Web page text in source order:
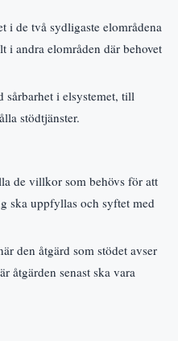
i de två sydligaste elområdena
i andra elområden där behovet
sårbarhet i elsystemet, till
stödtjänster.
de villkor som behövs för att
ska uppfyllas och syftet med
den åtgärd som stödet avser
åtgärden senast ska vara